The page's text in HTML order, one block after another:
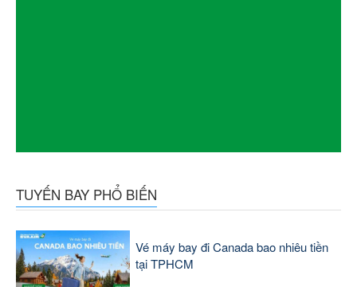
TUYẾN BAY PHỔ BIẾN
Vé máy bay đi Canada bao nhiêu tiền
tại TPHCM